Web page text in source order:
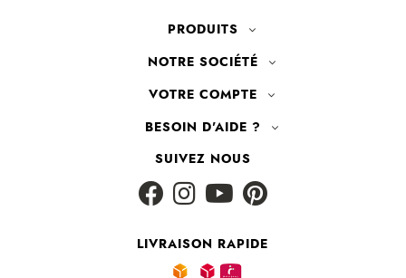
PRODUITS
NOTRE SOCIÉTÉ
VOTRE COMPTE
BESOIN D'AIDE ?
SUIVEZ NOUS
LIVRAISON RAPIDE